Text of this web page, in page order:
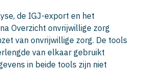
de IGJ-export en het
Overzicht onvrijwillige zorg
van onvrijwillige zorg. De tools
van elkaar gebruikt
in beide tools zijn niet